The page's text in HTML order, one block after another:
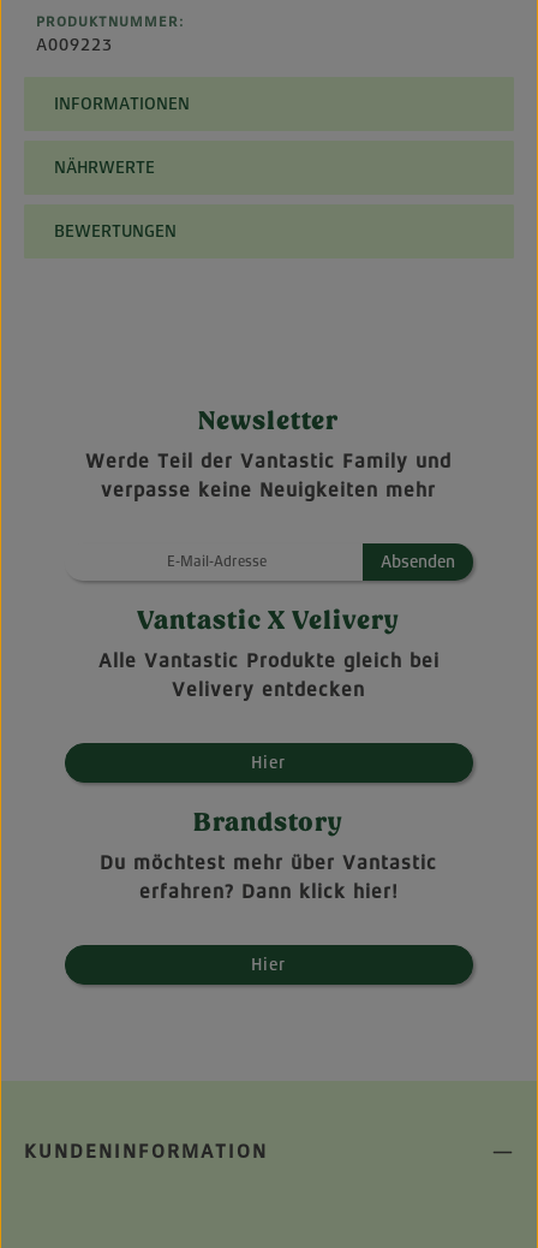
PRODUKTNUMMER:
A009223
INFORMATIONEN
NÄHRWERTE
BEWERTUNGEN
Newsletter
Werde Teil der Vantastic Family und
verpasse keine Neuigkeiten mehr
Absenden
Vantastic X Velivery
Alle Vantastic Produkte gleich bei
Velivery entdecken
Hier
Brandstory
Du möchtest mehr über Vantastic
erfahren? Dann klick hier!
Hier
KUNDENINFORMATION